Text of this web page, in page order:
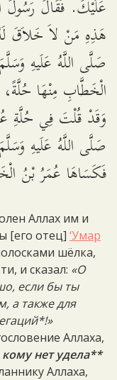
عَلَيْكَ. فَقَالَ رَسُولُ
هَذِهِ مَنْ لاَ خَلاَقَ
صَلَّى اللَّهُ عَلَيهِ
الْخَطَّابِ مِنْهَا
وَقَدْ قُلْتَ فِي حُلَّةِ
صَلَّى اللَّهُ عَلَيهِ
فَكَسَاهَا عُمَرُ بْنُ
Аллах им и
[его отец] ‘Умар
шёлка,
и сказал: «О
если бы ты
а также для
Аллаха,
нет удела**
Аллаха,